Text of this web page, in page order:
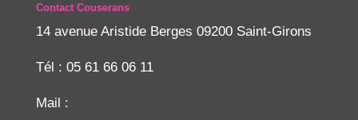
Contact Couserans
14 avenue Aristide Berges 09200 Saint-Girons
Tél : 05 61 66 06 11
Mail :